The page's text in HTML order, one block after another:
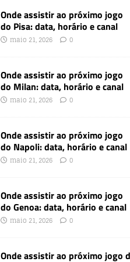
Onde assistir ao próximo jogo
do Pisa: data, horário e canal
maio 21, 2026 0
Onde assistir ao próximo jogo
do Milan: data, horário e canal
maio 21, 2026 0
Onde assistir ao próximo jogo
do Napoli: data, horário e canal
maio 21, 2026 0
Onde assistir ao próximo jogo
do Genoa: data, horário e canal
maio 21, 2026 0
Onde assistir ao próximo jogo